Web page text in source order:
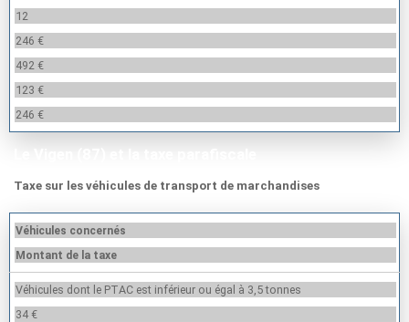
12
246 €
492 €
123 €
246 €
Taxe sur les véhicules de transport de marchandises
Véhicules concernés
Montant de la taxe
Véhicules dont le PTAC est inférieur ou égal à 3,5 tonnes
34 €